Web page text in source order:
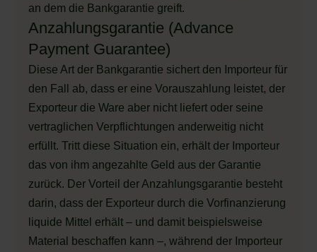
an dem die Bankgarantie greift.
Anzahlungsgarantie (Advance
Payment Guarantee)
Diese Art der Bankgarantie sichert den Importeur für
den Fall ab, dass er eine Vorauszahlung leistet, der
Exporteur die Ware aber nicht liefert oder seine
vertraglichen Verpflichtungen anderweitig nicht
erfüllt. Tritt diese Situation ein, erhält der Importeur
das von ihm angezahlte Geld aus der Garantie
zurück. Der Vorteil der Anzahlungsgarantie besteht
darin, dass der Exporteur durch die Vorfinanzierung
liquide Mittel erhält – und damit beispielsweise
Material beschaffen kann –, während der Importeur